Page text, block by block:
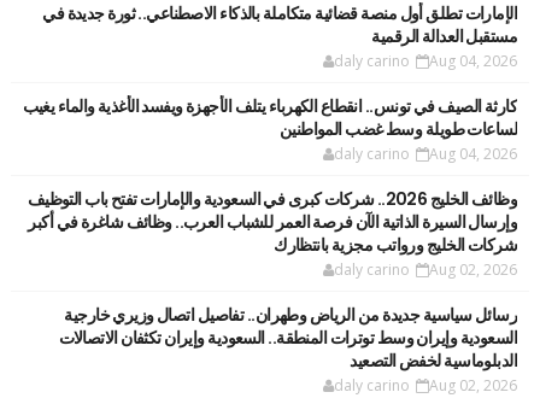
الإمارات تطلق أول منصة قضائية متكاملة بالذكاء الاصطناعي.. ثورة جديدة في
مستقبل العدالة الرقمية
daly carino Aug 04, 2026
كارثة الصيف في تونس.. انقطاع الكهرباء يتلف الأجهزة ويفسد الأغذية والماء يغيب
لساعات طويلة وسط غضب المواطنين
daly carino Aug 04, 2026
وظائف الخليج 2026.. شركات كبرى في السعودية والإمارات تفتح باب التوظيف
وإرسال السيرة الذاتية الآن فرصة العمر للشباب العرب.. وظائف شاغرة في أكبر
شركات الخليج ورواتب مجزية بانتظارك
daly carino Aug 02, 2026
رسائل سياسية جديدة من الرياض وطهران.. تفاصيل اتصال وزيري خارجية
السعودية وإيران وسط توترات المنطقة.. السعودية وإيران تكثفان الاتصالات
الدبلوماسية لخفض التصعيد
daly carino Aug 02, 2026